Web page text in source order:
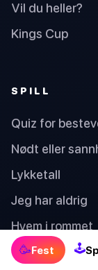
🥳Fest 🕹
Vil du heller?
Kings Cup
SPILL
Quiz for
Nødt eller
Lykketall
Jeg har aldrig
Hvem i rommet